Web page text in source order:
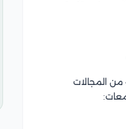
المجالات